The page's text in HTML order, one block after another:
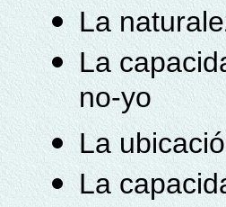
La
La
no-yo
La
La